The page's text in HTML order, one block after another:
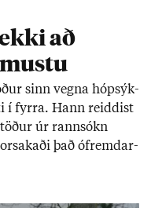
að
sinn vegna hóp­sýk­
í fyrra. Hann reidd­ist
úr rann­sókn
það ófremd­ar­